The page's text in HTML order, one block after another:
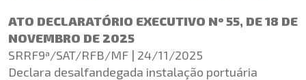
ATO DECLARATÓRIO EXECUTIVO Nº 55, DE 18 DE
NOVEMBRO DE 2025
SRRF9ª/SAT/RFB/MF | 24/11/2025
Declara desalfandegada instalação portuária